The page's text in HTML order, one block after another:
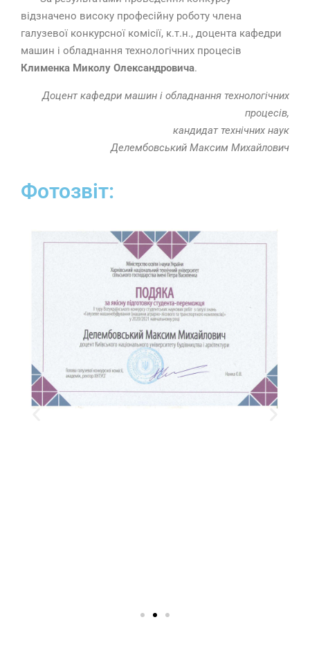
відзначено високу професійну роботу члена
галузевої конкурсної комісії, к.т.н., доцента кафедри
машин і обладнання технологічних процесів
Клименка Миколу Олександровича.
Доцент кафедри машин і обладнання технологічних
процесів,
кандидат технічних наук
Делембовський Максим Михайлович
Фотозвіт: